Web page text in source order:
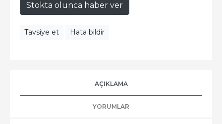
Stokta olunca haber ver
Tavsiye et Hata bildir
AÇIKLAMA
YORUMLAR